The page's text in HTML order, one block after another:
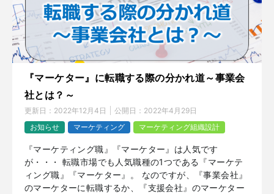
『マーケター』に転職する際の分かれ道～事業会
社とは？～
更新日： 2022年12月4日 公開日： 2022年4月29日
お知らせ
マーケティング マーケティング組織設計
『マーケティング職』『マーケター』は人気です
が・・・ 転職市場でも人気職種の1つである『マーケテ
ィング職』『マーケター』。 なのですが、『事業会社』
のマーケターに転職するか、『支援会社』のマーケター